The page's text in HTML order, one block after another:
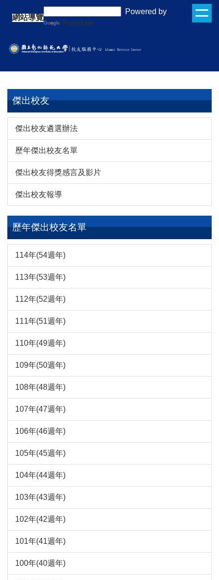
要
內
網站導覽
Powered by
Translate
傑出校友
傑出校友遴選辦法
歷年傑出校友名單
傑出校友得獎感言及影片
傑出校友報導
歷年傑出校友名單
114年(54週年)
113年(53週年)
112年(52週年)
111年(51週年)
110年(49週年)
109年(50週年)
108年(48週年)
107年(47週年)
106年(46週年)
105年(45週年)
104年(44週年)
103年(43週年)
102年(42週年)
101年(41週年)
100年(40週年)